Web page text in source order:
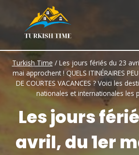
content
Turkish Time / Les jours fériés du 23
mai approchent ! QUELS ITINÉRAIRES
DE COURTES VACANCES ? Voici les
nationales et internationales les
Les jours
avril, du 1er